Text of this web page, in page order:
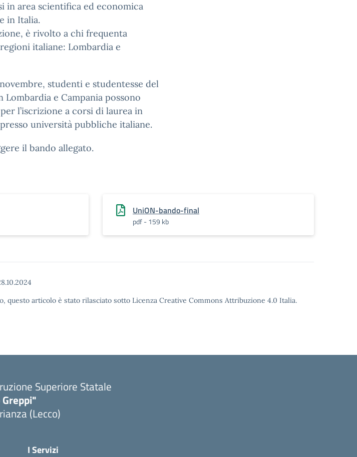
in area scientifica ed economica
in Italia.
è rivolto a chi frequenta
italiane: Lombardia e
studenti e studentesse del
Lombardia e Campania possono
l’iscrizione a corsi di laurea in
università pubbliche italiane.
il bando allegato.
UniON-bando-final
pdf - 159 kb
questo articolo è stato rilasciato sotto Licenza Creative Commons Attribuzione 4.0 Italia.
Superiore Statale
(Lecco)
I Servizi